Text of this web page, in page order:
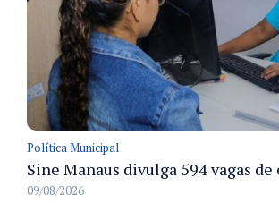
Política Municipal
09/08/2026